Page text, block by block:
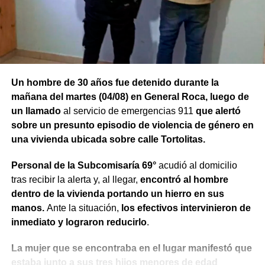
Durante el procedimiento, el personal encontró el teléfono
celular que permanecía desaparecido, oculto en el
acceso a la vivienda. El aparato fue reconocido por la
víctima, quien presentó la documentación
correspondiente para acreditar su propiedad. Además,
también
fue hallada la bolsa con el dinero en efectivo
denunciado como robado
Posteriormente, el inmueble fue preservado para la
las pericias correspondientes. Otros elementos
encontrados quedaron bajo resguardo para determinar su
procedencia.
Por disposición de la Fiscalía de turno, ambos hombres
permanecen detenidos en el marco de una causa por
robo.
Un hombre de 30 años fue detenido durante la
mañana del martes (04/08) en General Roca, luego de
un llamadoal servicio de emergencias 911 que alertó
sobre un presunto episodio de violencia de género en
una vivienda ubicada sobre calle Tortolitas.
Personal de la Subcomisaría 69°acudió al domicilio
tras recibir la alerta y, al llegar, encontró al hombre
dentro de la vivienda portando un hierro en sus
manos. Ante la situación, los efectivos intervinieron de
inmediato y lograron reducirlo.
La mujer que se encontraba en el lugar manifestó que
estaba junto a sus tres hijos menores de edad